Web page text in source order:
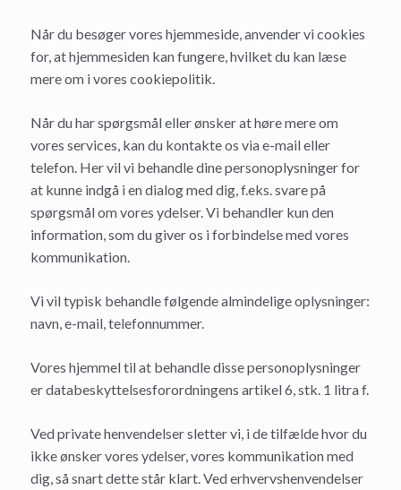
Når du besøger vores hjemmeside, anvender vi cookies
for, at hjemmesiden kan fungere, hvilket du kan læse
mere om i vores cookiepolitik.
Når du har spørgsmål eller ønsker at høre mere om
vores services, kan du kontakte os via e-mail eller
telefon. Her vil vi behandle dine personoplysninger for
at kunne indgå i en dialog med dig, f.eks. svare på
spørgsmål om vores ydelser. Vi behandler kun den
information, som du giver os i forbindelse med vores
kommunikation.
Vi vil typisk behandle følgende almindelige oplysninger:
navn, e-mail, telefonnummer.
Vores hjemmel til at behandle disse personoplysninger
er databeskyttelsesforordningens artikel 6, stk. 1 litra f.
Ved private henvendelser sletter vi, i de tilfælde hvor du
ikke ønsker vores ydelser, vores kommunikation med
dig, så snart dette står klart. Ved erhvervshenvendelser